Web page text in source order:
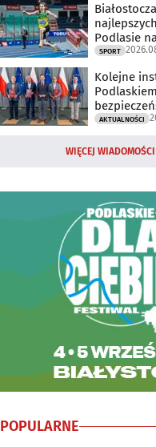
Podlasie
SPORT
Kolejne
AKTUALNOŚCI
WIĘCEJ WIADOMOŚCI
POPULARNE